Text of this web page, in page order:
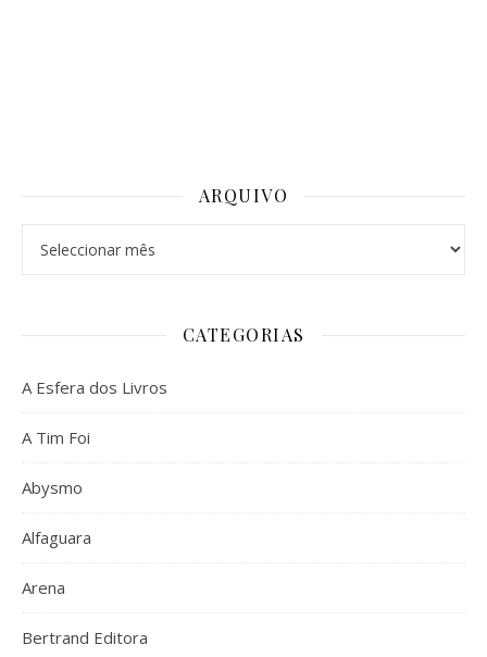
ARQUIVO
CATEGORIAS
A Esfera dos Livros
A Tim Foi
Abysmo
Alfaguara
Arena
Bertrand Editora